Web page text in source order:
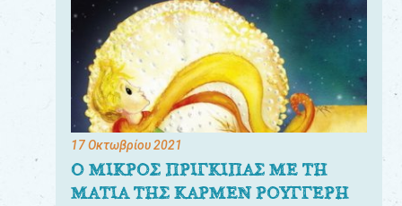
17 Οκτωβρίου 2021
Ο ΜΙΚΡΟΣ ΠΡΙΓΚΙΠΑΣ ΜΕ ΤΗ
ΜΑΤΙΑ ΤΗΣ ΚΑΡΜΕΝ ΡΟΥΓΓΕΡΗ